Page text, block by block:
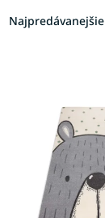
Najpredávanejšie